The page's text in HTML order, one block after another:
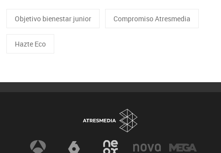
Objetivo bienestar junior Compromiso Atresmedia
Hazte Eco